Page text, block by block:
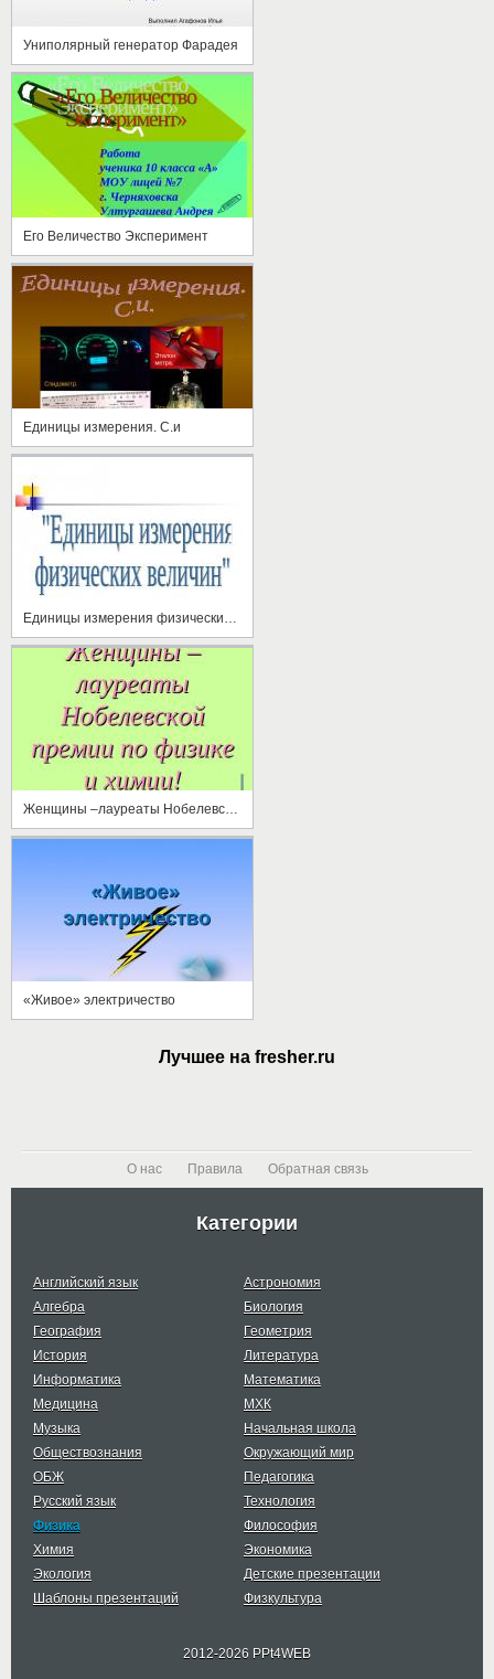
Униполярный генератор Фарадея
Его Величество Эксперимент
Единицы измерения. С.и
«Живое» электричество
Лучшее на fresher.ru
О нас Правила Обратная связь
Категории
Английский язык
Астрономия
Алгебра
Биология
География
Геометрия
История
Литература
Информатика
Математика
Медицина
МХК
Музыка
Начальная школа
Обществознания
Окружающий мир
ОБЖ
Педагогика
Русский язык
Технология
Физика
Философия
Химия
Экономика
Экология
Детские презентации
Шаблоны презентаций
Физкультура
2012-2026 PPt4WEB